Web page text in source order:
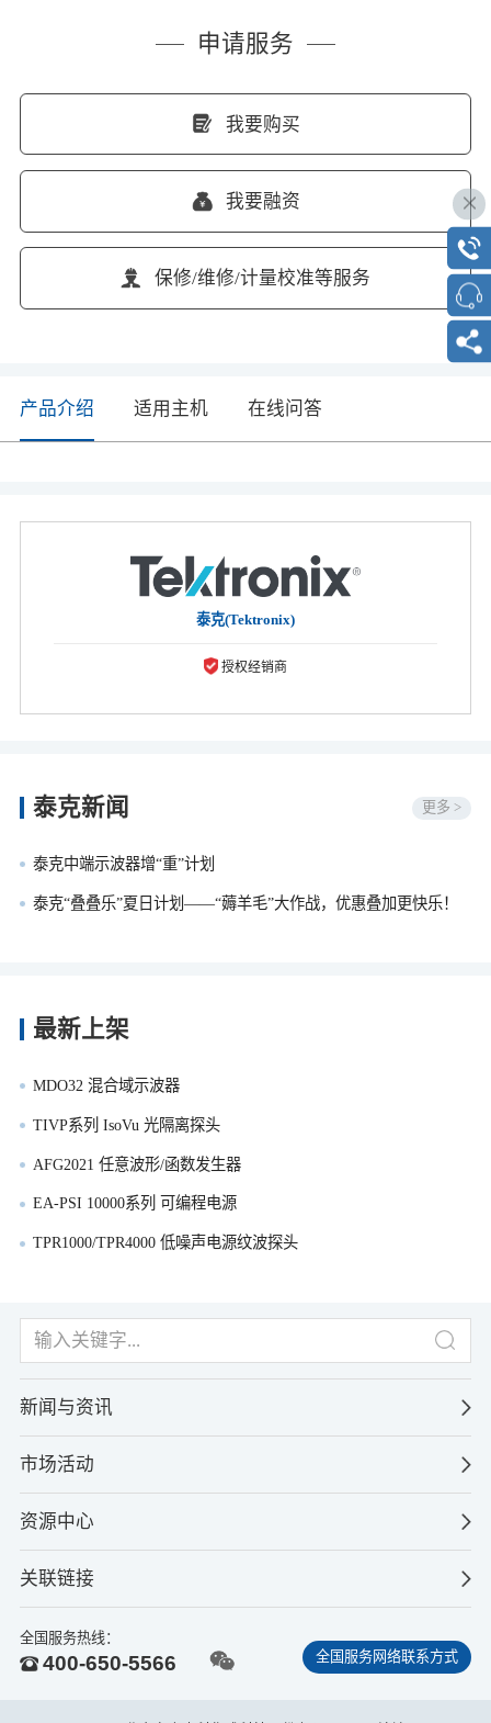
申请服务
我要购买
我要融资
保修/维修/计量校准等服务
产品介绍 适用主机 在线问答
泰克(Tektronix)
授权经销商
泰克新闻 更多 >
泰克中端示波器增“重”计划
泰克“叠叠乐”夏日计划——“薅羊毛”大作战，优惠叠加更快乐！
最新上架
MDO32 混合域示波器
TIVP系列 IsoVu 光隔离探头
AFG2021 任意波形/函数发生器
EA-PSI 10000系列 可编程电源
TPR1000/TPR4000 低噪声电源纹波探头
新闻与资讯
市场活动
资源中心
关联链接
全国服务热线：
400-650-5566 全国服务网络联系方式